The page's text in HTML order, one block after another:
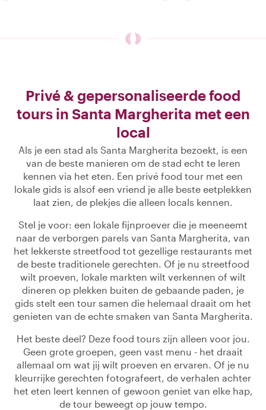
Privé & gepersonaliseerde food
tours in Santa Margherita met een
local
Als je een stad als Santa Margherita bezoekt, is een
van de beste manieren om de stad echt te leren
kennen via het eten. Een privé food tour met een
lokale gids is alsof een vriend je alle beste eetplekken
laat zien, de plekjes die alleen locals kennen.
Stel je voor: een lokale fijnproever die je meeneemt
naar de verborgen parels van Santa Margherita, van
het lekkerste streetfood tot gezellige restaurants met
de beste traditionele gerechten. Of je nu streetfood
wilt proeven, lokale markten wilt verkennen of wilt
dineren op plekken buiten de gebaande paden, je
gids stelt een tour samen die helemaal draait om het
genieten van de echte smaken van Santa Margherita.
Het beste deel? Deze food tours zijn alleen voor jou.
Geen grote groepen, geen vast menu - het draait
allemaal om wat jij wilt proeven en ervaren. Of je nu
kleurrijke gerechten fotografeert, de verhalen achter
het eten leert kennen of gewoon geniet van elke hap,
de tour beweegt op jouw tempo.